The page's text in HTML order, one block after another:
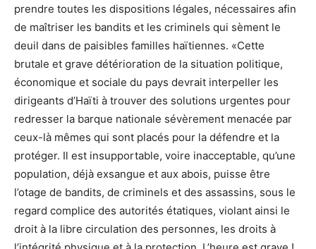
prendre toutes les dispositions légales, nécessaires afin
de maîtriser les bandits et les criminels qui sèment le
deuil dans de paisibles familles haïtiennes. «Cette
brutale et grave détérioration de la situation politique,
économique et sociale du pays devrait interpeller les
dirigeants d’Haïti à trouver des solutions urgentes pour
redresser la barque nationale sévèrement menacée par
ceux-là mêmes qui sont placés pour la défendre et la
protéger. Il est insupportable, voire inacceptable, qu’une
population, déjà exsangue et aux abois, puisse être
l’otage de bandits, de criminels et des assassins, sous le
regard complice des autorités étatiques, violant ainsi le
droit à la libre circulation des personnes, les droits à